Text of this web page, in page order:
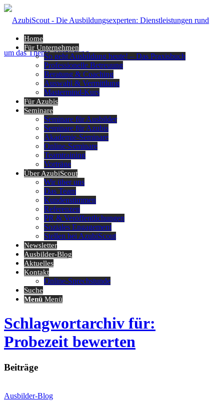
Home
Für Unternehmen
So geht Ausbildung heute! – Das Praxisbuch
Professionelle Betreuung
Beratung & Coaching
Auswahl & Vermittlung
Mastermind-Kurs
Für Azubis
Seminare
Seminare für Ausbilder
Seminare für Azubis
Akademie-Seminare
Online-Seminare
Teamtraining
Vorträge
Über AzubiScout
Wir über uns
Das Team
Kundenstimmen
Referenzen
PR & Veröffentlichungen
Soziales Engagement
Stellen bei AzubiScout
Newsletter
Ausbilder-Blog
Aktuelles
Kontakt
Online-Sprechstunde
Suche
Menü Menü
Schlagwortarchiv für:
Probezeit bewerten
Beiträge
Ausbilder-Blog